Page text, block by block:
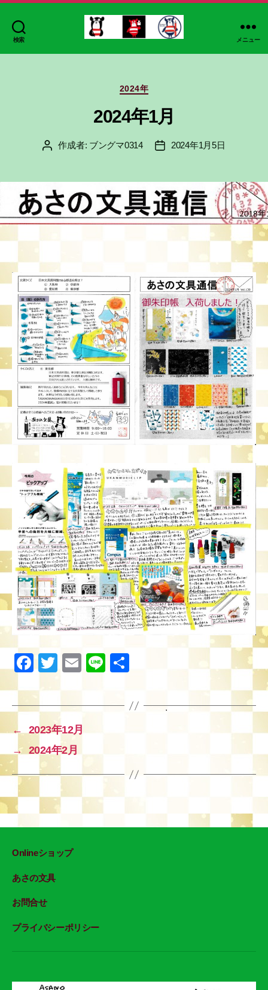
検索
マ
メニュー
カ
テ
ゴ
リ
2024年
2024年1月
投
作成者: ブングマ0314
投
2024年1月5日
F
c
b
o
o
k
T
tt
er
E
ail
Li
e
← 2023年12月
→ 2024年2月
Onlineショップ
あさの文具
お問合せ
プライバシーポリシー